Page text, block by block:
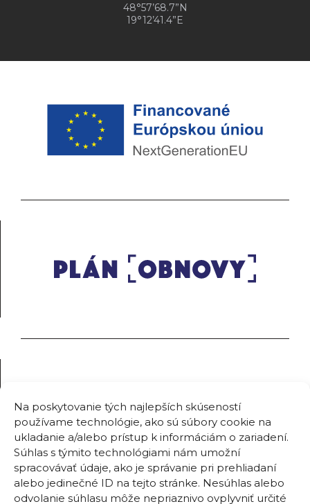
Na poskytovanie tých najlepších skúseností
používame technológie, ako sú súbory cookie na
ukladanie a/alebo prístup k informáciám o zariadení.
Súhlas s týmito technológiami nám umožní
spracovávať údaje, ako je správanie pri prehliadaní
alebo jedinečné ID na tejto stránke. Nesúhlas alebo
odvolanie súhlasu môže nepriaznivo ovplyvniť určité
48°57’68.7”N
19°12’41.4”E